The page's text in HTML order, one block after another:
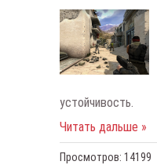
устойчивость.
Читать дальше »
Просмотров: 14199